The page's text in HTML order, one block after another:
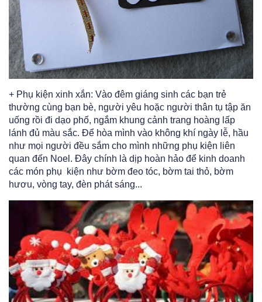
+ Phụ kiện xinh xắn: Vào đêm giáng sinh các bạn trẻ
thường cùng bạn bè, người yêu hoặc người thân tụ tập ăn
uống rồi đi dạo phố, ngắm khung cảnh trang hoàng lấp
lánh đủ màu sắc. Để hòa mình vào không khí ngày lễ, hầu
như mọi người đều sắm cho mình những phụ kiện liên
quan đến Noel. Đây chính là dịp hoàn hảo để kinh doanh
các món phụ kiện như bờm đeo tóc, bờm tai thỏ, bờm
hươu, vòng tay, đèn phát sáng...